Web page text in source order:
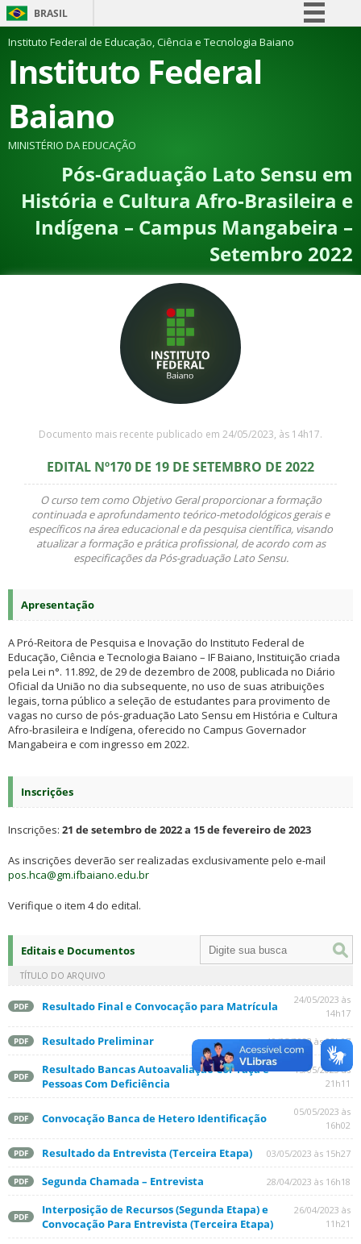
BRASIL
Simplifique!
Comunica BR
Canais
Instituto Federal de Educação, Ciência e Tecnologia Baiano
Instituto Federal
Baiano
MINISTÉRIO DA EDUCAÇÃO
Pós-Graduação Lato Sensu em
História e Cultura Afro-Brasileira e
Indígena – Campus Mangabeira –
Setembro 2022
Documento mais recente publicado em 24/05/2023, às 14h17.
EDITAL Nº170 DE 19 DE SETEMBRO DE 2022
O curso tem como Objetivo Geral proporcionar a formação
continuada e aprofundamento teórico-metodológicos gerais e
específicos na área educacional e da pesquisa científica, visando
atualizar a formação e prática profissional, de acordo com as
especificações da Pós-graduação Lato Sensu.
Apresentação
A Pró-Reitora de Pesquisa e Inovação do Instituto Federal de
Educação, Ciência e Tecnologia Baiano – IF Baiano, Instituição criada
pela Lei n°. 11.892, de 29 de dezembro de 2008, publicada no Diário
Oficial da União no dia subsequente, no uso de suas atribuições
legais, torna público a seleção de estudantes para provimento de
vagas no curso de pós-graduação Lato Sensu em História e Cultura
Afro-brasileira e Indígena, oferecido no Campus Governador
Mangabeira e com ingresso em 2022.
Inscrições
Inscrições: 21 de setembro de 2022 a 15 de fevereiro de 2023
As inscrições deverão ser realizadas exclusivamente pelo e-mail
pos.hca@gm.ifbaiano.edu.br
Verifique o item 4 do edital.
Editais e Documentos
TÍTULO DO ARQUIVO
PDF Resultado Final e Convocação para Matrícula
24/05/2023 às
14h17
PDF Resultado Preliminar 19/05/2023 às 08h07
PDF
Resultado Bancas Autoavaliação Cor-raça e
Pessoas Com Deficiência
15/05/2023 às
21h11
PDF Convocação Banca de Hetero Identificação
05/05/2023 às
16h02
PDF Resultado da Entrevista (Terceira Etapa) 03/05/2023 às 15h27
PDF Segunda Chamada – Entrevista 28/04/2023 às 16h18
PDF
Interposição de Recursos (Segunda Etapa) e
Convocação Para Entrevista (Terceira Etapa)
26/04/2023 às
11h21